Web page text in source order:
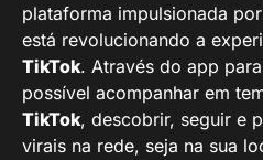
plataforma impulsionada
está revolucionando a
TikTok. Através do app
possível acompanhar em
TikTok, descobrir, seguir e
virais na rede, seja na sua